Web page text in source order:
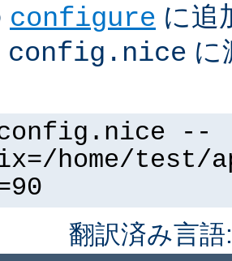
configure に追
config.nice に
--
home/test/
翻訳済み言